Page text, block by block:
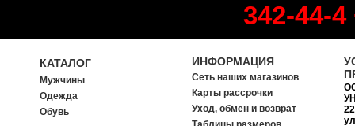
342-44-4
КАТАЛОГ
Мужчины
Одежда
Обувь
ИНФОРМАЦИЯ
Сеть наших магазинов
Карты рассрочки
Уход, обмен и возврат